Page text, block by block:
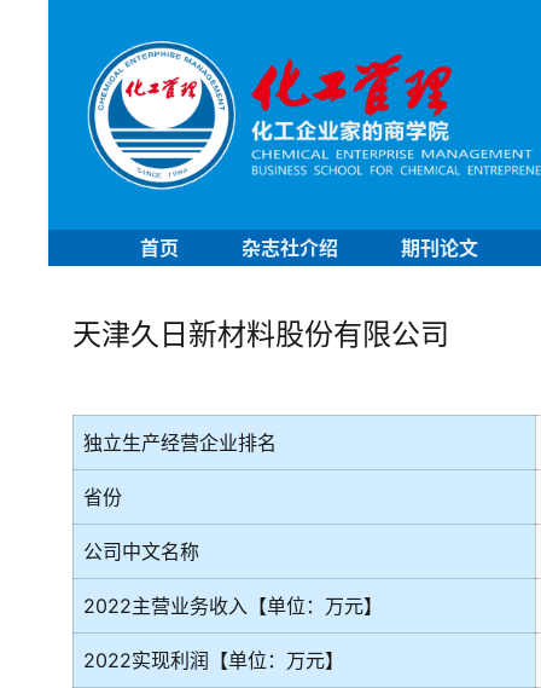
首页 杂志社介绍 期刊论文
天津久日新材料股份有限公司
独立生产经营企业排名
省份
公司中文名称
2022主营业务收入【单位：万元】
2022实现利润【单位：万元】